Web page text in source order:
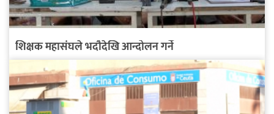
शिक्षक महासंघले भदौदेखि आन्दोलन गर्ने